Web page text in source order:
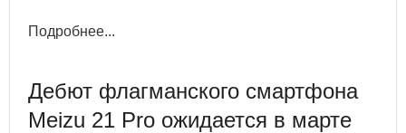
Подробнее...
Дебют флагманского смартфона
Meizu 21 Pro ожидается в марте